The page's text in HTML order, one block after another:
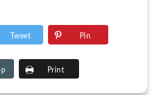
Tweet Pin
Print